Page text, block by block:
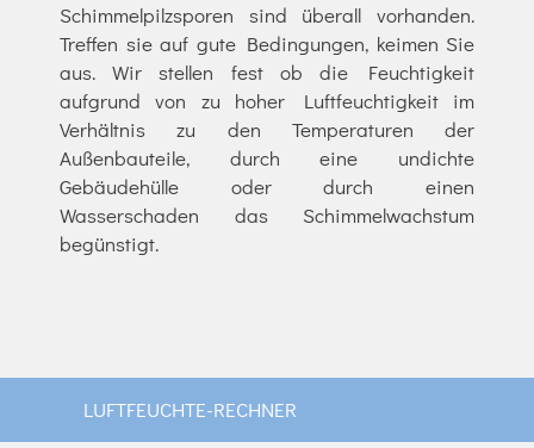
Schimmelpilzsporen sind überall vorhanden.
Treffen sie auf gute Bedingungen, keimen Sie
aus. Wir stellen fest ob die Feuchtigkeit
aufgrund von zu hoher Luftfeuchtigkeit im
Verhältnis zu den Temperaturen der
Außenbauteile, durch eine undichte
Gebäudehülle oder durch einen
Wasserschaden das Schimmelwachstum
begünstigt.
LUFTFEUCHTE-RECHNER